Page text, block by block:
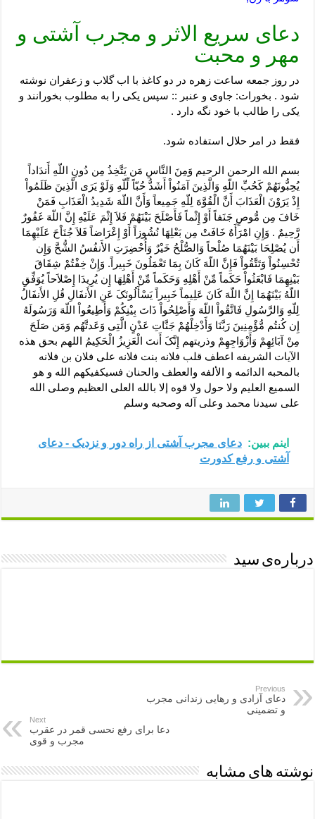
دعای سریع الاثر و مجرب آشتی و
مهر و محبت
در روز جمعه ساعت زهره در دو کاغذ با اب گلاب و زعفران نوشته
شود . بخورات: جاوی و عنبر :: سپس یکی را به مطلوب بخورانند و
یکی را طالب با خود نگه دارد .
فقط در امر حلال استفاده شود.
بسم الله الرحمن الرحیم وَمِنَ النَّاسِ مَن یَتَّخِذُ مِن دُونِ اللّهِ أَندَاداً
یُحِبُّونَهُمْ کَحُبِّ اللّهِ وَالَّذِینَ آمَنُواْ أَشَدُّ حُبّاً لِّلّهِ وَلَوْ یَرَى الَّذِینَ ظَلَمُواْ
إِذْ یَرَوْنَ الْعَذَابَ أَنَّ الْقُوَّهَ لِلّهِ جَمِیعاً وَأَنَّ اللّهَ شَدِیدُ الْعَذَابِ فَمَنْ
خَافَ مِن مُّوصٍ جَنَفاً أَوْ إِثْماً فَأَصْلَحَ بَیْنَهُمْ فَلاَ إِثْمَ عَلَیْهِ إِنَّ اللّهَ غَفُورٌ
رَّحِیمٌ . وَإِنِ امْرَأَهٌ خَافَتْ مِن بَعْلِهَا نُشُوزاً أَوْ إِعْرَاضاً فَلاَ جُنَاْحَ عَلَیْهِمَا
أَن یُصْلِحَا بَیْنَهُمَا صُلْحاً وَالصُّلْحُ خَیْرٌ وَأُحْضِرَتِ الأَنفُسُ الشُّحَّ وَإِن
تُحْسِنُواْ وَتَتَّقُواْ فَإِنَّ اللّهَ کَانَ بِمَا تَعْمَلُونَ خَبِیراً. وَإِنْ خِفْتُمْ شِقَاقَ
بَیْنِهِمَا فَابْعَثُواْ حَکَماً مِّنْ أَهْلِهِ وَحَکَماً مِّنْ أَهْلِهَا إِن یُرِیدَا إِصْلاَحاً یُوَفِّقِ
اللّهُ بَیْنَهُمَا إِنَّ اللّهَ کَانَ عَلِیماً خَبِیراً یَسْأَلُونَکَ عَنِ الأَنفَالِ قُلِ الأَنفَالُ
لِلّهِ وَالرَّسُولِ فَاتَّقُواْ اللّهَ وَأَصْلِحُواْ ذَاتَ بِیْنِکُمْ وَأَطِیعُواْ اللّهَ وَرَسُولَهُ
إِن کُنتُم مُّؤْمِنِینَ رَبَّنَا وَأَدْخِلْهُمْ جَنَّاتِ عَدْنٍ الَّتِی وَعَدتَّهُم وَمَن صَلَحَ
مِنْ آبَائِهِمْ وَأَزْوَاجِهِمْ وذریتهم إِنَّکَ أَنتَ الْعَزِیزُ الْحَکِیمُ اللهم بحق هذه
الآیات الشریفه اعطف قلب فلانه بنت فلانه على فلان بن فلانه
بالمحبه الدائمه و الألفه والعطف والحنان فسیکفیکهم الله و هو
السمیع العلیم ولا حول ولا قوه إلا بالله العلی العظیم وصلى الله
على سیدنا محمد وعلى آله وصحبه وسلم
اینم ببین: دعای مجرب آشتی از راه دور و نزدیک - دعای
آشتی و رفع کدورت
درباره‌ی سید
Previous
دعای آزادی و رهایی زندانی مجرب
و تضمینی
Next
دعا برای رفع نحسی قمر در عقرب
مجرب و قوی
نوشته های مشابه